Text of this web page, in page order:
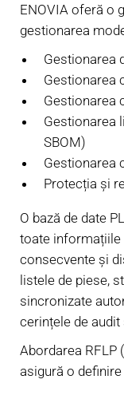
ENOVIA oferă o
gestionarea
Gestionarea
Gestionarea
Gestionarea
Gestionarea
SBOM)
Gestionarea
Protecția și
O bază de date
toate informațiile
consecvente și
listele de piese,
sincronizate
cerințele de audit
Abordarea RFLP
asigură o